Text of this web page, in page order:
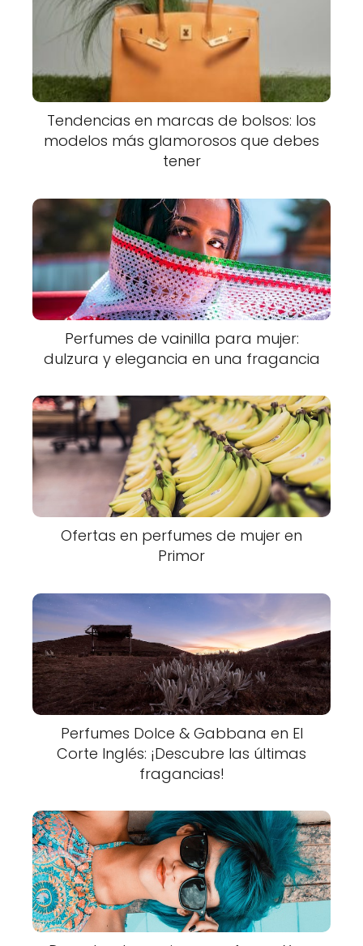
Tendencias en marcas de bolsos: los
modelos más glamorosos que debes
tener
Perfumes de vainilla para mujer:
dulzura y elegancia en una fragancia
Ofertas en perfumes de mujer en
Primor
Perfumes Dolce & Gabbana en El
Corte Inglés: ¡Descubre las últimas
fragancias!